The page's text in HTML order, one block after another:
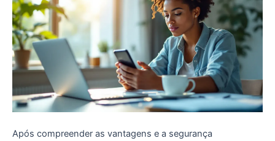
Após compreender as vantagens e a segurança